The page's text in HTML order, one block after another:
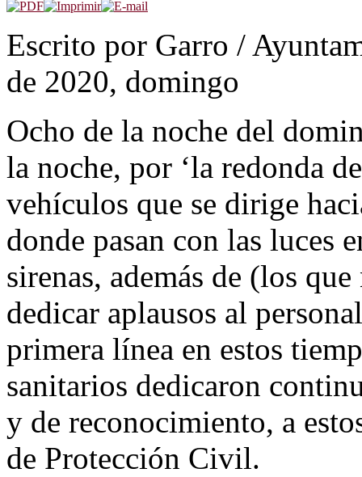
Escrito por Garro /
de 2020, domingo
Ocho de la noche del
la noche, por ‘la redonda
vehículos que se dirige
donde pasan con las luces
sirenas, además de (los
dedicar aplausos al
primera línea en estos
sanitarios dedicaron
y de reconocimiento, a
de Protección Civil.